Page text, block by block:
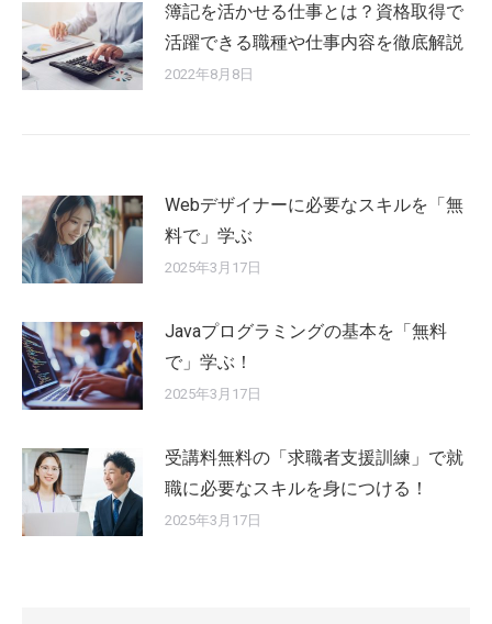
簿記を活かせる仕事とは？資格取得で
活躍できる職種や仕事内容を徹底解説
2022年8月8日
Webデザイナーに必要なスキルを「無
料で」学ぶ
2025年3月17日
Javaプログラミングの基本を「無料
で」学ぶ！
2025年3月17日
受講料無料の「求職者支援訓練」で就
職に必要なスキルを身につける！
2025年3月17日